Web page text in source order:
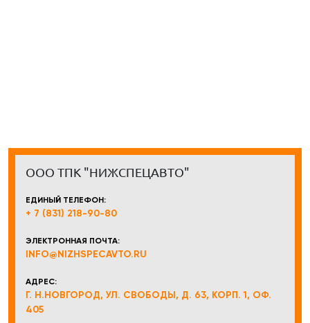
ООО ТПК "НИЖСПЕЦАВТО"
ЕДИНЫЙ ТЕЛЕФОН:
+ 7 (831) 218-90-80
ЭЛЕКТРОННАЯ ПОЧТА:
INFO@NIZHSPECAVTO.RU
АДРЕС:
Г. Н.НОВГОРОД, УЛ. СВОБОДЫ, Д. 63, КОРП. 1, ОФ.
405